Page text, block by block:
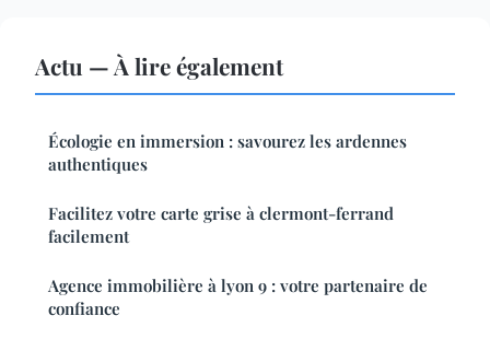
Actu — À lire également
Écologie en immersion : savourez les ardennes
authentiques
Facilitez votre carte grise à clermont-ferrand
facilement
Agence immobilière à lyon 9 : votre partenaire de
confiance